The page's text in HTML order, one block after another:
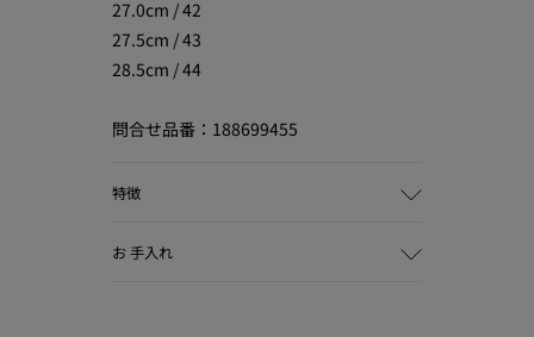
27.0cm / 42
27.5cm / 43
28.5cm / 44
問合せ品番：188699455
特徴
リサイクルコットン
お 手入れ